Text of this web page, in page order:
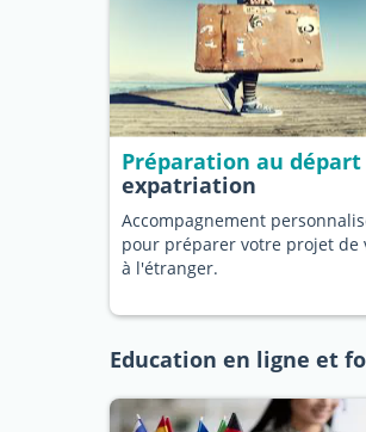
Préparation au départ
expatriation
Accompagnement
pour préparer votre projet de
à l'étranger.
Education en ligne et